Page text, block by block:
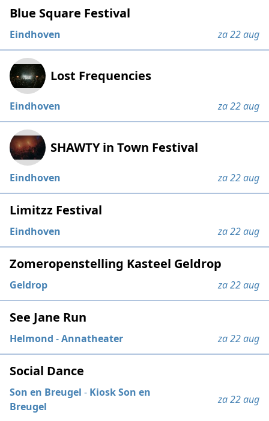
Blue Square Festival
Eindhoven za 22 aug
Lost Frequencies
Eindhoven za 22 aug
SHAWTY in Town Festival
Eindhoven za 22 aug
Limitzz Festival
Eindhoven za 22 aug
Zomeropenstelling Kasteel Geldrop
Geldrop za 22 aug
See Jane Run
Helmond -Annatheater za 22 aug
Social Dance
Son en Breugel - Kiosk Son en
Breugel
za 22 aug